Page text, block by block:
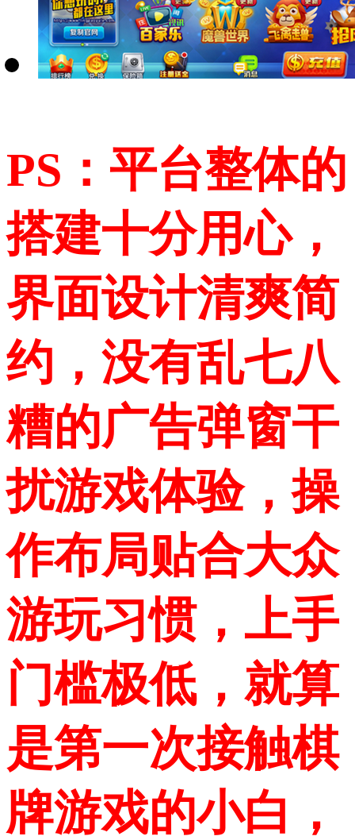
PS：平台整体的
搭建十分用心，
界面设计清爽简
约，没有乱七八
糟的广告弹窗干
扰游戏体验，操
作布局贴合大众
游玩习惯，上手
门槛极低，就算
是第一次接触棋
牌游戏的小白，